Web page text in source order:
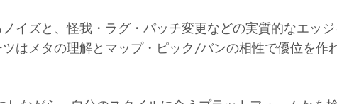
イズと、怪我・ラグ・パッチ変更などの実質的なエッ
メタの理解とマップ・ピック/バンの相性で優位を作